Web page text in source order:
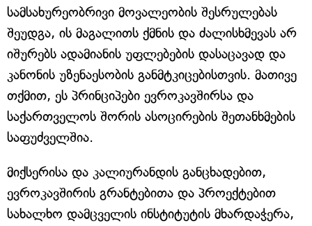
სამსახურეობრივი მოვალეობის შესრულებას
შეუდგა, ის მაგალითს ქმნის და ძალისხმევას არ
იშურებს ადამიანის უფლებების დასაცავად და
კანონის უზენაესობის განმტკიცებისთვის. მათივე
თქმით, ეს პრინციპები ევროკავშირსა და
საქართველოს შორის ასოცირების შეთანხმების
საფუძველშია.
მიქსერისა და კალიურანდის განცხადებით,
ევროკავშირის გრანტებითა და პროექტებით
სახალხო დამცველის ინსტიტუტის მხარდაჭერა,